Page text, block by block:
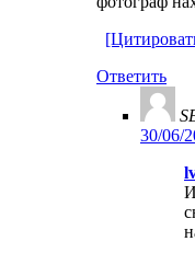
Ответить
30/06/